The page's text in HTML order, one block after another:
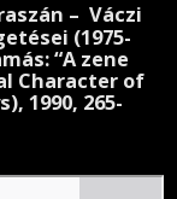
– Váczi
(1975-
“A zene
Character of
1990, 265-